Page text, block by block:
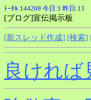
ﾄｰﾀﾙ:144269 今日:1 昨日:13
[ブログ]宣伝掲示板
[新スレッド作成] [検索]
良ければ